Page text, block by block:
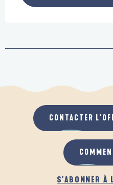
S'ABONNER À
CONTACTER